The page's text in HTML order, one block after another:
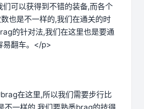
们可以获得到不错的装备,而各个
也是不一样的,我们在通关的时
的针对法,我们在这里也是要通
易翻车。</p>
在这里,所以我们需要步行比
不一样的,我们要熟悉brag的技得